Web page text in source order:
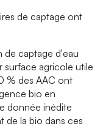
de captage ont
de captage d'eau
surface agricole utile
% des AAC ont
bio en
donnée inédite
de la bio dans ces